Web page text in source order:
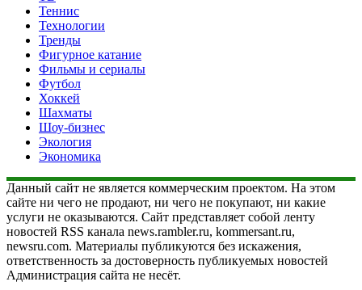
Теннис
Технологии
Тренды
Фигурное катание
Фильмы и сериалы
Футбол
Хоккей
Шахматы
Шоу-бизнес
Экология
Экономика
Данный сайт не является коммерческим проектом. На этом
сайте ни чего не продают, ни чего не покупают, ни какие
услуги не оказываются. Сайт представляет собой ленту
новостей RSS канала news.rambler.ru, kommersant.ru,
newsru.com. Материалы публикуются без искажения,
ответственность за достоверность публикуемых новостей
Администрация сайта не несёт.